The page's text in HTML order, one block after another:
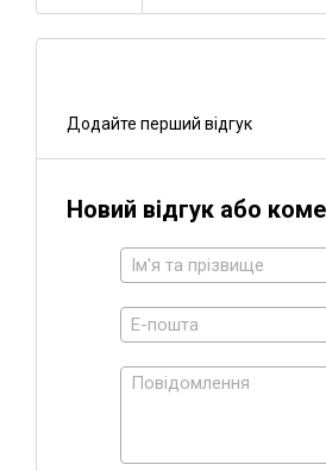
Додайте перший відгук
Новий відгук або